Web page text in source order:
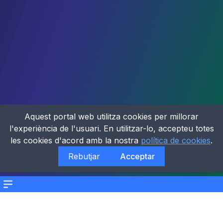
Menu
Aquest portal web utilitza cookies per millorar
l'experiència de l'usuari. En utilitzar-lo, accepteu totes
les cookies d'acord amb la nostra política de cookies.
Rebutjar
Acceptar